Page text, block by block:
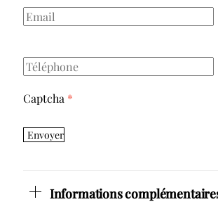
Captcha *
Envoyer
Informations